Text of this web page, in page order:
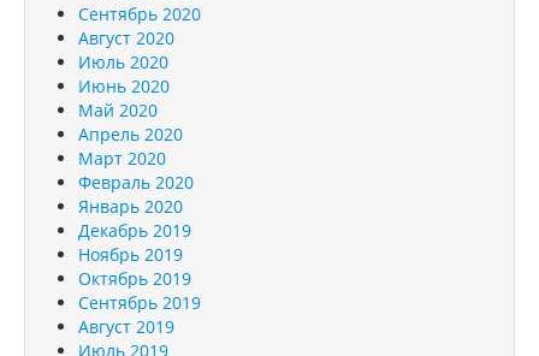
Сентябрь 2020
Август 2020
Июль 2020
Июнь 2020
Май 2020
Апрель 2020
Март 2020
Февраль 2020
Январь 2020
Декабрь 2019
Ноябрь 2019
Октябрь 2019
Сентябрь 2019
Август 2019
Июль 2019